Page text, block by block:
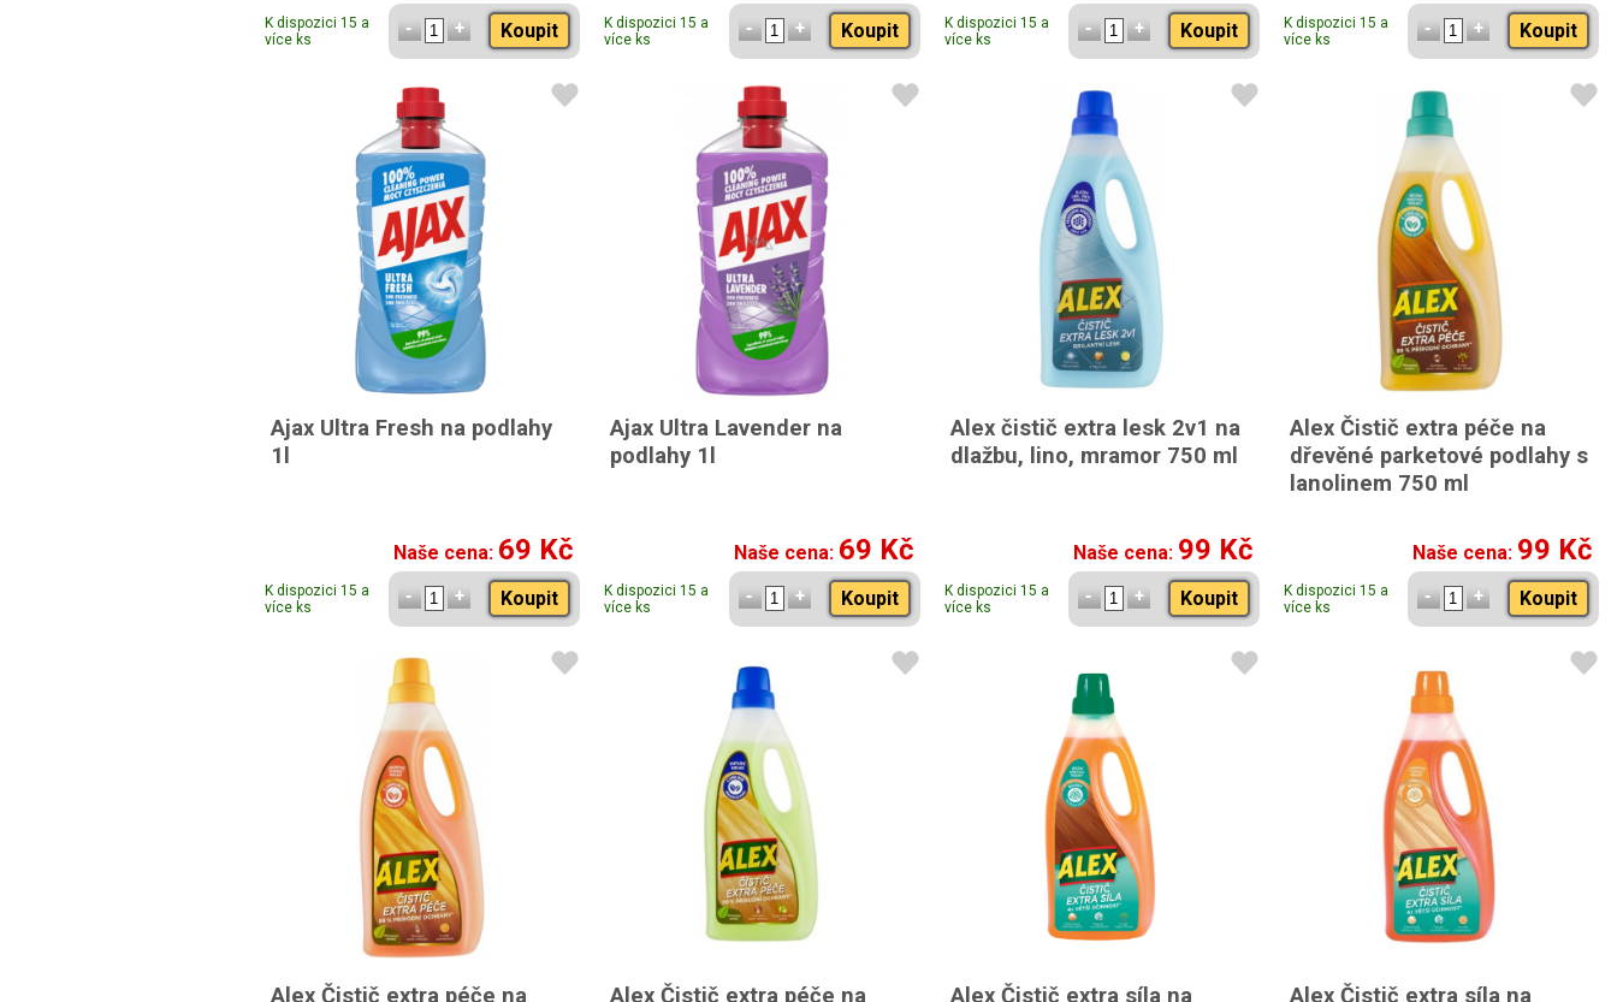
K dispozici 15 a
více ks
Koupit
K dispozici 15 a
více ks
Koupit
K dispozici 15 a
více ks
Koupit
K dispozici 15 a
více ks
Koupit
Ajax Ultra Fresh na podlahy
1l
Naše cena: 69 Kč
K dispozici 15 a
více ks
Koupit
Ajax Ultra Lavender na
podlahy 1l
Naše cena: 69 Kč
K dispozici 15 a
více ks
Koupit
Alex čistič extra lesk 2v1 na
dlažbu, lino, mramor 750 ml
Naše cena: 99 Kč
K dispozici 15 a
více ks
Koupit
Alex Čistič extra péče na
dřevěné parketové podlahy s
lanolinem 750 ml
Naše cena: 99 Kč
K dispozici 15 a
více ks
Koupit
Alex Čistič extra péče na
Alex Čistič extra péče na
Alex Čistič extra síla na
Alex Čistič extra síla na